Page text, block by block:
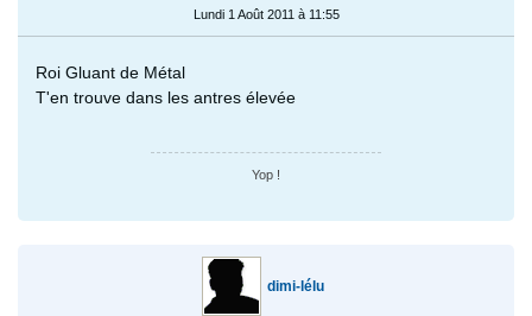
Lundi 1 Août 2011 à 11:55
Roi Gluant de Métal
T'en trouve dans les antres élevée
Yop !
dimi-lélu